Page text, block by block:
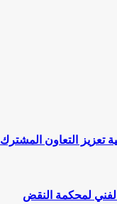
تعزيز التعاون المشترك